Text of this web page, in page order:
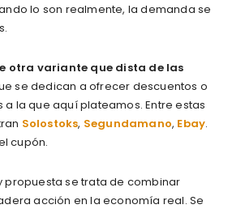
lo son realmente, la demanda se
otra variante que dista de las
se dedican a ofrecer descuentos o
la que aquí plateamos. Entre estas
Solostoks, Segundamano, Ebay.
cupón.
propuesta se trata de combinar
acción en la economía real. Se